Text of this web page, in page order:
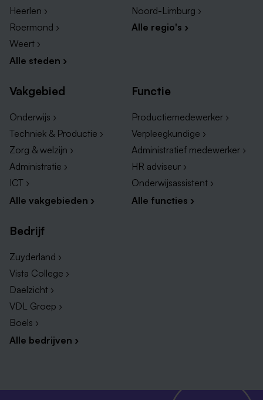
inzetten.
Pensioenopbouw bij het ABP Pensioenfonds.
Een laptop (Microsoft of Apple) en mobiele
telefoon (Android of iOS).
minimaal 2 dagen per week op kantoor. In je team
Kom werken aan de feiten
De sluitingstermijn voor deze vacature is woensdag 10
juni. De eerste gesprekken zullen na 10 juni
plaatsvinden.
Heerlen ›
Roermond ›
Weert ›
Alle steden ›
Noord-Limburg ›
Alle regio's ›
Vakgebied
Onderwijs ›
Techniek & Productie ›
Zorg & welzijn ›
Administratie ›
ICT ›
Alle vakgebieden ›
Functie
Productiemedewerker ›
Verpleegkundige ›
Administratief medewerker ›
HR adviseur ›
Onderwijsassistent ›
Alle functies ›
Bedrijf
Zuyderland ›
Vista College ›
Daelzicht ›
VDL Groep ›
Boels ›
Alle bedrijven ›